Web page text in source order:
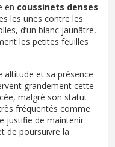
en coussinets denses
les unes contre les
d’un blanc jaunâtre,
les petites feuilles
altitude et sa présence
grandement cette
malgré son statut
fréquentés comme
justifie de maintenir
de poursuivre la